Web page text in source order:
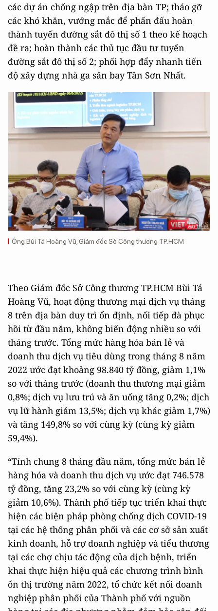
các dự án chống ngập trên địa bàn TP; tháo gỡ
các khó khăn, vướng mắc để phấn đấu hoàn
thành tuyến đường sắt đô thị số 1 theo kế hoạch
đề ra; hoàn thành các thủ tục đầu tư tuyến
đường sắt đô thị số 2; phối hợp đẩy nhanh tiến
độ xây dựng nhà ga sân bay Tân Sơn Nhất.
Ông Bùi Tá Hoàng Vũ, Giám đốc Sở Công thương TP.HCM
Theo Giám đốc Sở Công thương TP.HCM Bùi Tá
Hoàng Vũ, hoạt động thương mại dịch vụ tháng
8 trên địa bàn duy trì ổn định, nối tiếp đà phục
hồi từ đầu năm, không biến động nhiều so với
tháng trước. Tổng mức hàng hóa bán lẻ và
doanh thu dịch vụ tiêu dùng trong tháng 8 năm
2022 ước đạt khoảng 98.840 tỷ đồng, giảm 1,1%
so với tháng trước (doanh thu thương mại giảm
0,8%; dịch vụ lưu trú và ăn uống tăng 0,2%; dịch
vụ lữ hành giảm 13,5%; dịch vụ khác giảm 1,7%)
và tăng 149,8% so với cùng kỳ (cùng kỳ giảm
59,4%).
“Tính chung 8 tháng đầu năm, tổng mức bán lẻ
hàng hóa và doanh thu dịch vụ ước đạt 746.578
tỷ đồng, tăng 23,2% so với cùng kỳ (cùng kỳ
giảm 10,6%). Thành phố tiếp tục triển khai thực
hiện các biện pháp phòng chống dịch COVID-19
tại các hệ thống phân phối và các cơ sở sản xuất
kinh doanh, hỗ trợ doanh nghiệp và tiểu thương
tại các chợ chịu tác động của dịch bệnh, triển
khai thực hiện hiệu quả các chương trình bình
ổn thị trường năm 2022, tổ chức kết nối doanh
nghiệp phân phối của Thành phố với nguồn